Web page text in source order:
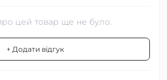
цей товар ще не було.
+ Додати відгук